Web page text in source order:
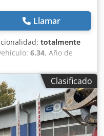
Llamar
totalmente
6.34, Año de
con grúa, en estado
de 70 CV. El remolque
circular hasta 25
Crjdpezrhvzofx Abrjf
Clasificado